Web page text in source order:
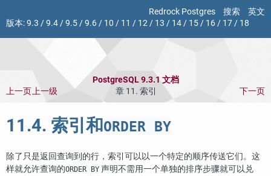
Redrock Postgres 搜索
英文
版本:9.3 /9.4/9.5/9.6/ 10 / 11 / 12/ 13 / 14/ 15/ 16/ 17/ 18
PostgreSQL 9.3.1 文档
上一页上一级 章 11. 索引 下一页
11.4. 索引和ORDER BY
除了只是返回查询到的行，索引可以以一个特定的顺序传送它们。这
样就允许查询的ORDER BY 声明不需用一个单独的排序步骤就可以兑